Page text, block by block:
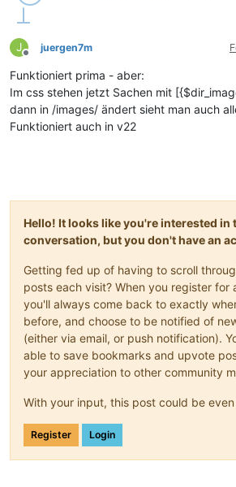
J
Offline
juergen7m
Funktioniert prima - aber:
Im css stehen jetzt Sachen mit
dann in /images/ ändert sieht man auch
Funktioniert auch in v22
Hello! It looks like you're interested in
conversation, but you don't have an
Getting fed up of having to scroll
posts each visit? When you register for
you'll always come back to exactly
before, and choose to be notified of
(either via email, or push notification).
able to save bookmarks and upvote
your appreciation to other community
With your input, this post could be
Register Login